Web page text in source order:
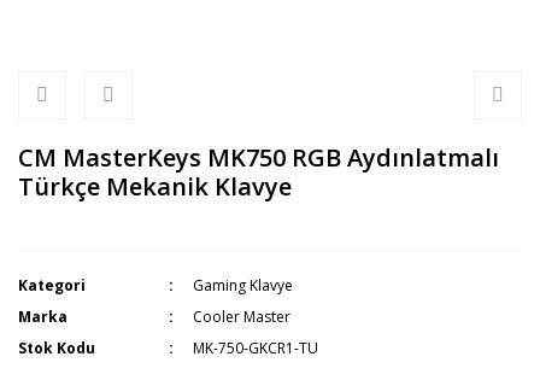
CM MasterKeys MK750 RGB Aydınlatmalı
Türkçe Mekanik Klavye
Kategori
Gaming Klavye
Marka
Cooler Master
Stok Kodu
MK-750-GKCR1-TU